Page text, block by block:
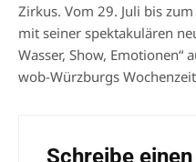
Zirkus. Vom 29. Juli bis
mit seiner spektakulären
Wasser, Show, Emotionen“
wob-Würzburgs
Schreibe